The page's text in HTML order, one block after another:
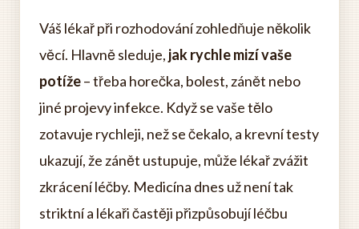
Váš lékař při rozhodování zohledňuje několik
věcí. Hlavně sleduje, jak rychle mizí vaše
potíže– třeba horečka, bolest, zánět nebo
jiné projevy infekce. Když se vaše tělo
zotavuje rychleji, než se čekalo, a krevní testy
ukazují, že zánět ustupuje, může lékař zvážit
zkrácení léčby. Medicína dnes už není tak
striktní a lékaři častěji přizpůsobují léčbu